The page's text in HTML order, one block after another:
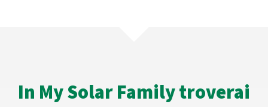
In My Solar Family troverai